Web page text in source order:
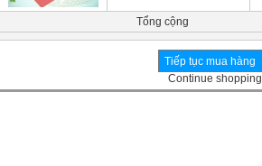
Tổng cộng
Continue shopping